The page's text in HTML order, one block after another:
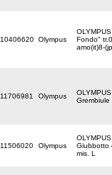
10406620 Olympus
Fondo"
amo(it)8-
11706981 Olympus
11506020 Olympus
Giubbotto
mis. L